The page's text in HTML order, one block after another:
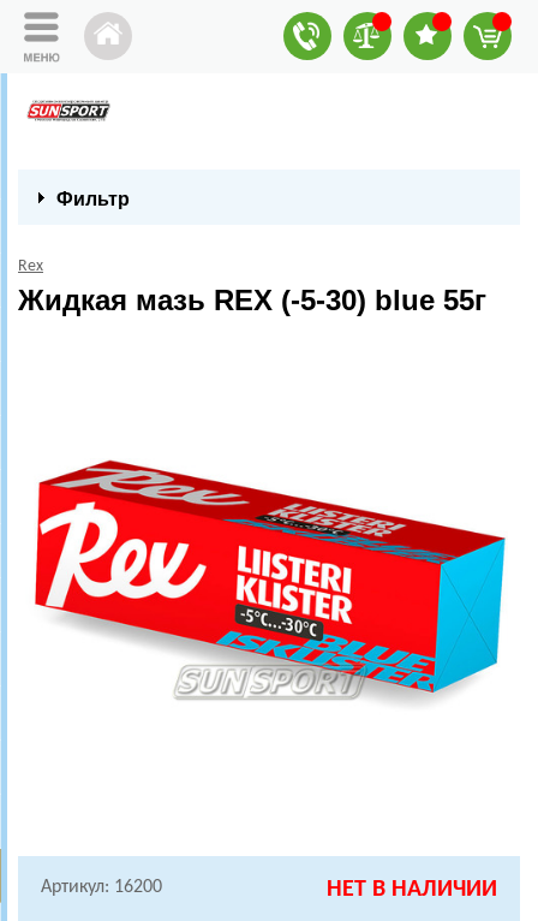
Фильтр
Rex
Жидкая мазь REX (-5-30) blue 55г
Артикул: 16200 НЕТ В НАЛИЧИИ